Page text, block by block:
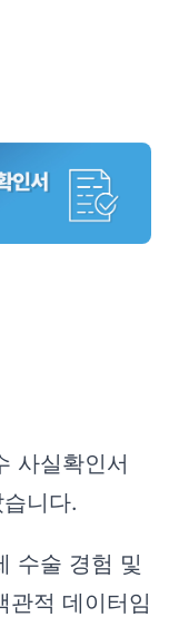
사실확인서
니다.
수술 경험 및
관적 데이터임